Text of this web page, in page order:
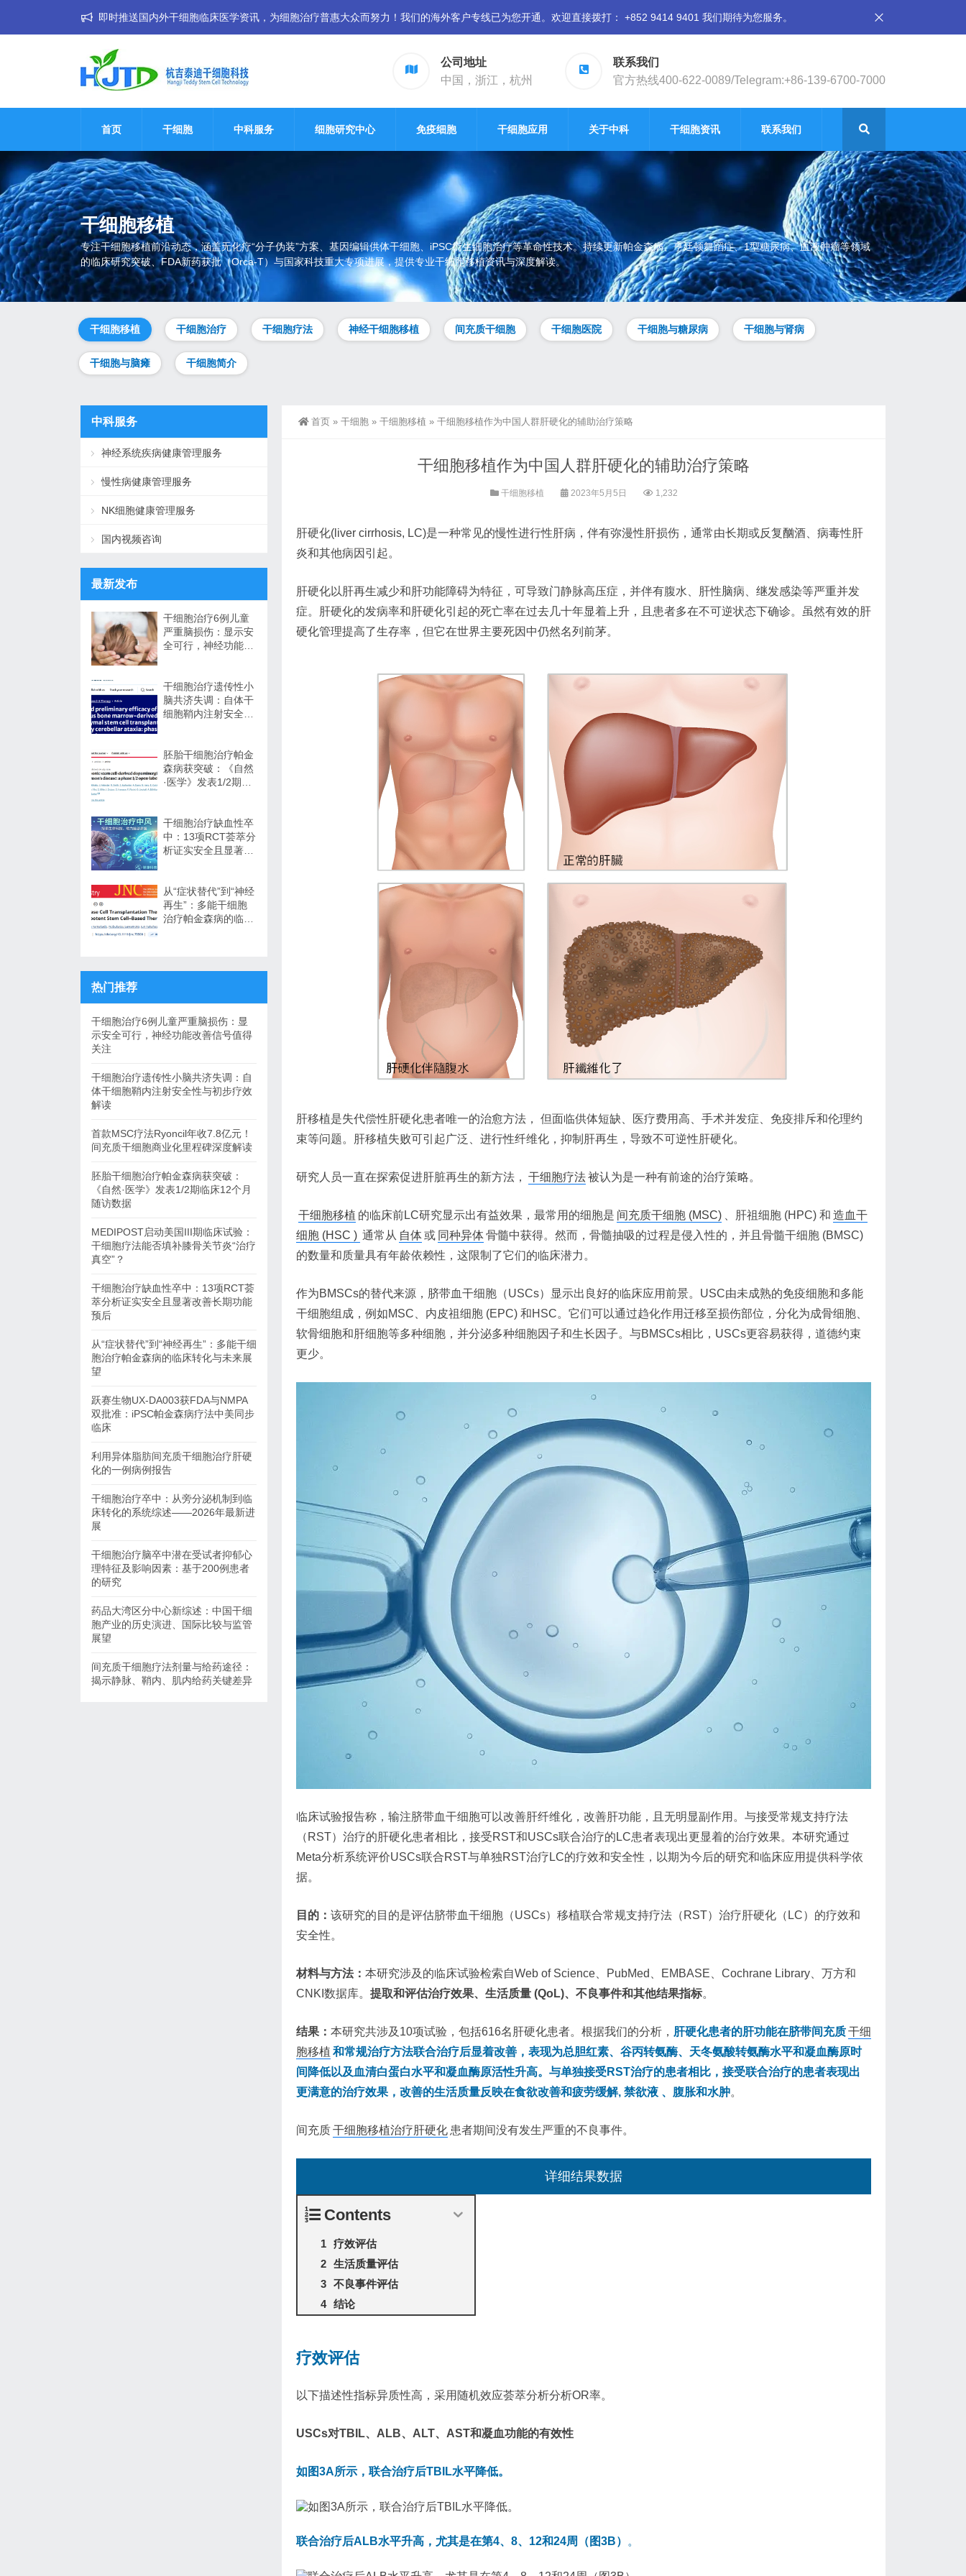
即时推送国内外干细胞临床医学资讯，为细胞治疗普惠大众而努力！我们的海外客户专线已为您开通。欢迎直接拨打： +852 9414 9401 我们期待为您服务。
公司地址
中国，浙江，杭州
联系我们
官方热线400-622-0089/Telegram:+86-139-6700-7000
首页 干细胞 中科服务 细胞研究中心 免疫细胞 干细胞应用 关于中科 干细胞资讯 联系我们
干细胞移植
专注干细胞移植前沿动态，涵盖无化疗“分子伪装”方案、基因编辑供体干细胞、iPSC衍生细胞治疗等革命性技术。持续更新帕金森病、亨廷顿舞蹈症、1型糖尿病、血液肿瘤等领域
的临床研究突破、FDA新药获批（Orca-T）与国家科技重大专项进展，提供专业干细胞移植资讯与深度解读。
干细胞移植 干细胞治疗 干细胞疗法 神经干细胞移植 间充质干细胞 干细胞医院 干细胞与糖尿病 干细胞与肾病
干细胞与脑瘫 干细胞简介
首页 » 干细胞 » 干细胞移植 » 干细胞移植作为中国人群肝硬化的辅助治疗策略
干细胞移植作为中国人群肝硬化的辅助治疗策略
干细胞移植 2023年5月5日 1,232
肝硬化(liver cirrhosis, LC)是一种常见的慢性进行性肝病，伴有弥漫性肝损伤，通常由长期或反复酗酒、病毒性肝
炎和其他病因引起。
肝硬化以肝再生减少和肝功能障碍为特征，可导致门静脉高压症，并伴有腹水、肝性脑病、继发感染等严重并发
症。肝硬化的发病率和肝硬化引起的死亡率在过去几十年显着上升，且患者多在不可逆状态下确诊。虽然有效的肝
硬化管理提高了生存率，但它在世界主要死因中仍然名列前茅。
肝移植是失代偿性肝硬化患者唯一的治愈方法， 但面临供体短缺、医疗费用高、手术并发症、免疫排斥和伦理约
束等问题。肝移植失败可引起广泛、进行性纤维化，抑制肝再生，导致不可逆性肝硬化。
研究人员一直在探索促进肝脏再生的新方法， 干细胞疗法被认为是一种有前途的治疗策略。
干细胞移植 的临床前LC研究显示出有益效果，最常用的细胞是 间充质干细胞 (MSC) 、肝祖细胞 (HPC) 和 造血干
细胞 (HSC ) 通常从 自体或 同种异体骨髓中获得。然而，骨髓抽吸的过程是侵入性的，并且骨髓干细胞 (BMSC)
的数量和质量具有年龄依赖性，这限制了它们的临床潜力。
作为BMSCs的替代来源，脐带血干细胞（USCs）显示出良好的临床应用前景。USC由未成熟的免疫细胞和多能
干细胞组成，例如MSC、内皮祖细胞 (EPC) 和HSC。它们可以通过趋化作用迁移至损伤部位，分化为成骨细胞、
软骨细胞和肝细胞等多种细胞，并分泌多种细胞因子和生长因子。与BMSCs相比，USCs更容易获得，道德约束
更少。
临床试验报告称，输注脐带血干细胞可以改善肝纤维化，改善肝功能，且无明显副作用。与接受常规支持疗法
（RST）治疗的肝硬化患者相比，接受RST和USCs联合治疗的LC患者表现出更显着的治疗效果。本研究通过
Meta分析系统评价USCs联合RST与单独RST治疗LC的疗效和安全性，以期为今后的研究和临床应用提供科学依
据。
目的： 该研究的目的是评估脐带血干细胞（USCs）移植联合常规支持疗法（RST）治疗肝硬化（LC）的疗效和
安全性。
材料与方法： 本研究涉及的临床试验检索自Web of Science、PubMed、EMBASE、Cochrane Library、万方和
CNKI数据库。 提取和评估治疗效果、生活质量 (QoL)、不良事件和其他结果指标。
结果： 本研究共涉及10项试验，包括616名肝硬化患者。根据我们的分析， 肝硬化患者的肝功能在脐带间充质干细
胞移植 和常规治疗方法联合治疗后显着改善，表现为总胆红素、谷丙转氨酶、天冬氨酸转氨酶水平和凝血酶原时
间降低以及血清白蛋白水平和凝血酶原活性升高。与单独接受RST治疗的患者相比，接受联合治疗的患者表现出
更满意的治疗效果，改善的生活质量反映在食欲改善和疲劳缓解, 禁欲液 、腹胀和水肿。
间充质干细胞移植治疗肝硬化 患者期间没有发生严重的不良事件。
详细结果数据
Contents
疗效评估
生活质量评估
不良事件评估
结论
疗效评估
以下描述性指标异质性高，采用随机效应荟萃分析分析OR率。
USCs对TBIL、ALB、ALT、AST和凝血功能的有效性
如图3A所示，联合治疗后TBIL水平降低。
联合治疗后ALB水平升高，尤其是在第4、8、12和24周（图3B） 。
中科服务
神经系统疾病健康管理服务
慢性病健康管理服务
NK细胞健康管理服务
国内视频咨询
最新发布
干细胞治疗6例儿童
严重脑损伤：显示安
全可行，神经功能改
干细胞治疗遗传性小
脑共济失调：自体干
细胞鞘内注射安全性
胚胎干细胞治疗帕金
森病获突破：《自然
·医学》发表1/2期临
干细胞治疗缺血性卒
中：13项RCT荟萃分
析证实安全且显著改
从“症状替代”到“神经
再生”：多能干细胞
治疗帕金森病的临床
热门推荐
干细胞治疗6例儿童严重脑损伤：显
示安全可行，神经功能改善信号值得
关注
干细胞治疗遗传性小脑共济失调：自
体干细胞鞘内注射安全性与初步疗效
解读
首款MSC疗法Ryoncil年收7.8亿元！
间充质干细胞商业化里程碑深度解读
胚胎干细胞治疗帕金森病获突破：
《自然·医学》发表1/2期临床12个月
随访数据
MEDIPOST启动美国III期临床试验：
干细胞疗法能否填补膝骨关节炎“治疗
真空”？
干细胞治疗缺血性卒中：13项RCT荟
萃分析证实安全且显著改善长期功能
预后
从“症状替代”到“神经再生”：多能干细
胞治疗帕金森病的临床转化与未来展
望
跃赛生物UX-DA003获FDA与NMPA
双批准：iPSC帕金森病疗法中美同步
临床
利用异体脂肪间充质干细胞治疗肝硬
化的一例病例报告
干细胞治疗卒中：从旁分泌机制到临
床转化的系统综述——2026年最新进
展
干细胞治疗脑卒中潜在受试者抑郁心
理特征及影响因素：基于200例患者
的研究
药品大湾区分中心新综述：中国干细
胞产业的历史演进、国际比较与监管
展望
间充质干细胞疗法剂量与给药途径：
揭示静脉、鞘内、肌内给药关键差异